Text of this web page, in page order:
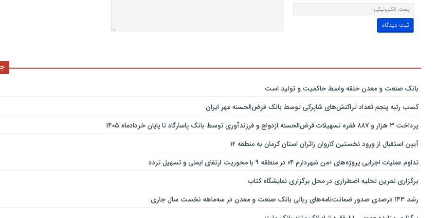
بانك صنعت و معدن حلقه واسط حاكمیت و تولید است
کسب رتبه پنجم تعداد تراکنش‌های شاپرکی توسط بانک قرض‌الحسنه مهر ایران
پرداخت ۳ هزار و ۸۸۷ فقره تسهیلات قرض‌الحسنه ازدواج و فرزندآوری توسط بانک پاسارگاد تا پایان خردادماه ۱۴۰۵
آیین استقبال از ورود نخستین کاروان زائران استان کرمان به منطقه ۱۲
تداوم عملیات اجرایی پروژه‌های «من شهردارم ۴» در منطقه ۹ با محوریت ارتقای ایمنی و تسهیل تردد
برگزاری تمرین تخلیه اضطراری در محل برگزاری نمایشگاه کتاب
رشد ۱۴۳ درصدی صدور ضمانت‌نامه‌های ریالی بانک صنعت و معدن در سه‌ماهه نخست سال جاری